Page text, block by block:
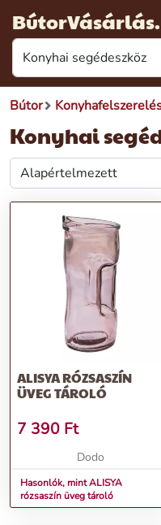
Bútor
Konyhai
ALISYA RÓZSASZÍN
ÜVEG TÁROLÓ
7 390 Ft
Dodo
Hasonlók, mint ALISYA
rózsaszín üveg tároló